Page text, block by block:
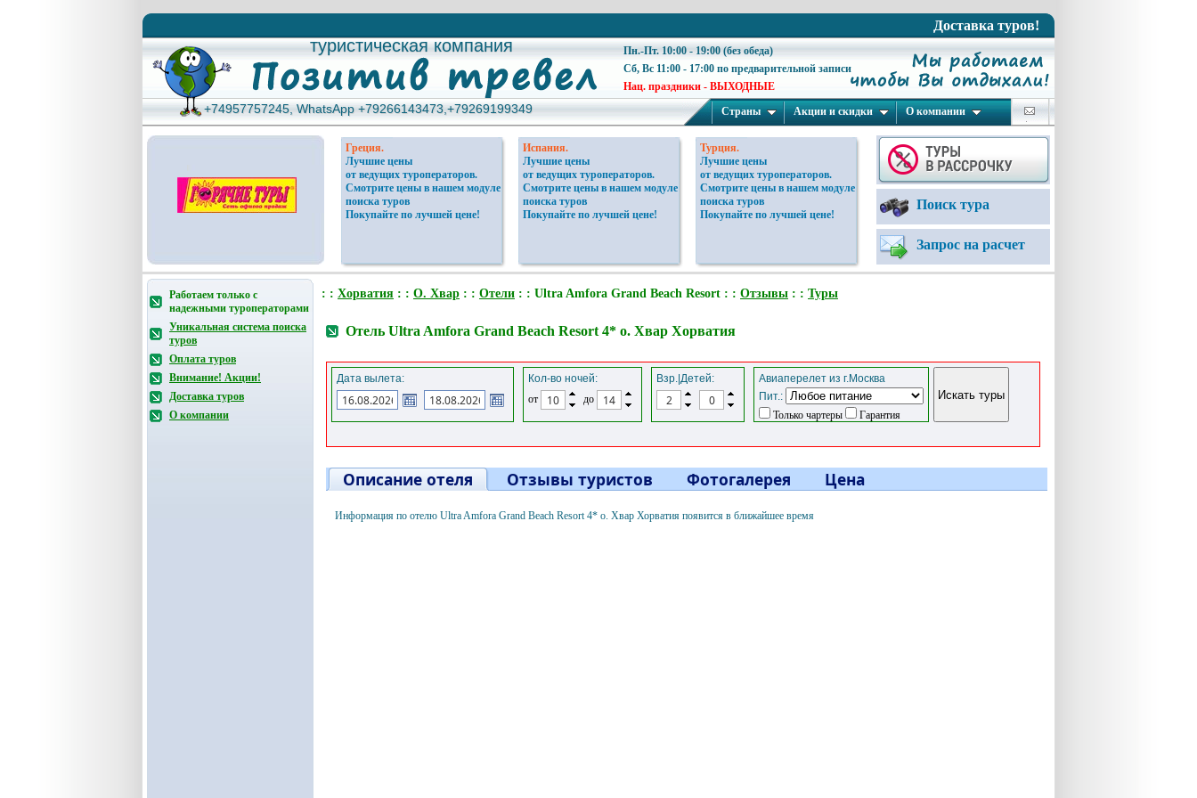
Доставка туров!
туристическая компания
туристическая компания
Пн.-Пт. 10:00 - 19:00 (без обеда)
Сб, Вс 11:00 - 17:00 по предварительной записи
Нац. праздники - ВЫХОДНЫЕ
+74957757245, WhatsApp +79266143473,+79269199349
+74957757245, WhatsApp +79266143473,+79269199349 Страны Акции и скидки О компании
Греция.
Лучшие цены
от ведущих туроператоров.
Смотрите цены в нашем модуле
поиска туров
Покупайте по лучшей цене!
Испания.
Лучшие цены
от ведущих туроператоров.
Смотрите цены в нашем модуле
поиска туров
Покупайте по лучшей цене!
Турция.
Лучшие цены
от ведущих туроператоров.
Смотрите цены в нашем модуле
поиска туров
Покупайте по лучшей цене!
Поиск тура
Запрос на расчет
Работаем только с
надежными туроператорами
Уникальная система поиска
туров
Оплата туров
Внимание! Акции!
Доставка туров
О компании
: : Хорватия : : О. Хвар : : Отели : : Ultra Amfora Grand Beach Resort : : Отзывы : : Туры
Отель Ultra Amfora Grand Beach Resort 4* о. Хвар Хорватия
Дата вылета:
Кол-во ночей:
от
до
Взр.|Детей:
Авиаперелет из г.Москва
Пит.:
Только чартеры
Гарантия
Описание отеля Отзывы туристов Фотогалерея Цена
Информация по отелю Ultra Amfora Grand Beach Resort 4* о. Хвар Хорватия появится в ближайшее время